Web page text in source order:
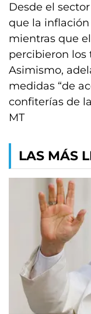
Desde el
que la inflación
mientras que
percibieron los
Asimismo,
medidas “de
confiterías de
MT
LAS MÁS